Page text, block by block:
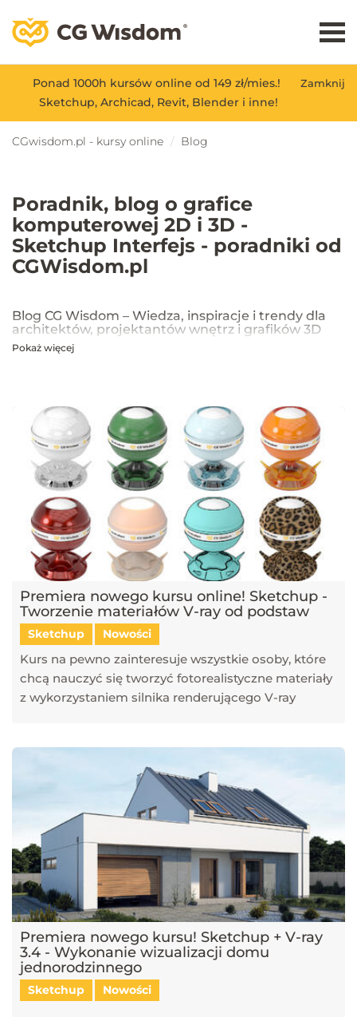
Zamknij
Ponad 1000h kursów online od 149 zł/mies.!
Sketchup, Archicad, Revit, Blender i inne!
CGwisdom.pl - kursy online Blog
Poradnik, blog o grafice
komputerowej 2D i 3D -
Sketchup Interfejs - poradniki od
CGWisdom.pl
Blog CG Wisdom – Wiedza, inspiracje i trendy dla
architektów, projektantów wnętrz i grafików 3D
Na blogu CG Wisdom znajdziesz praktyczne porady, inspiracje oraz
które pomagają tworzyć profesjonalne i fotorealistyczne wizualizacje.
Dowiesz się również, jak sztuczna inteligencja zmienia pracę
projektantów, jakie są najlepsze praktyki w renderingu oraz jak
optymalizować proces projektowy. Śledź nasz blog, aby pozostać na
bieżąco z technologią i rozwijać swoje umiejętności w projektowaniu
przestrzeni i wizualizacji 3D!
Pokaż więcej
Premiera nowego kursu online! Sketchup -
Tworzenie materiałów V-ray od podstaw
Sketchup Nowości
Kurs na pewno zainteresuje wszystkie osoby, które
chcą nauczyć się tworzyć fotorealistyczne materiały
z wykorzystaniem silnika renderującego V-ray
Premiera nowego kursu! Sketchup + V-ray
3.4 - Wykonanie wizualizacji domu
jednorodzinnego
Sketchup Nowości